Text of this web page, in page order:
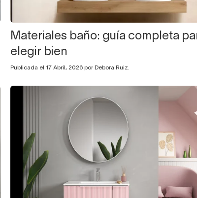
Materiales baño: guía completa
elegir bien
Publicada el 17 Abril, 2026 por Debora Ruiz.